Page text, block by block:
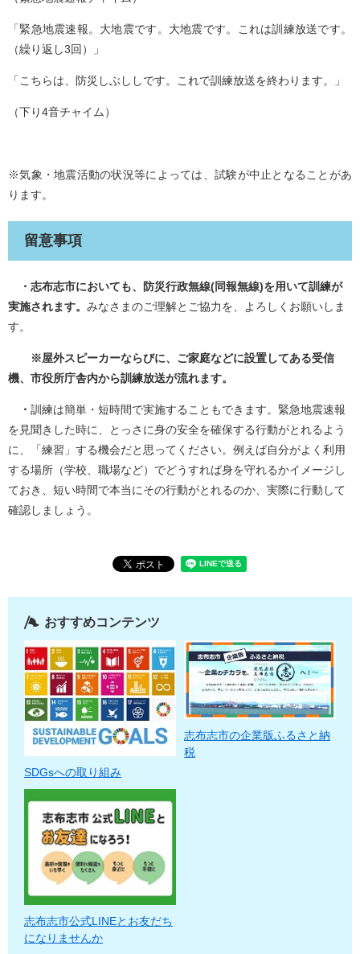
「緊急地震速報。大地震です。大地震です。これは訓練放送です。
（繰り返し3回）」
「こちらは、防災しぶししです。これで訓練放送を終わります。」
（下り4音チャイム）
※気象・地震活動の状況等によっては、試験が中止となることがあ
ります。
留意事項
・志布志市においても、防災行政無線(同報無線)を用いて訓練が
実施されます。 みなさまのご理解とご協力を、よろしくお願いしま
す。
※屋外スピーカーならびに、ご家庭などに設置してある受信
機、市役所庁舎内から訓練放送が流れます。
・ 訓練は簡単・短時間で実施することもできます。緊急地震速報
を見聞きした時に、とっさに身の安全を確保する行動がとれるよう
に、「練習」する機会だと思ってください。例えば自分がよく利用
する場所（学校、職場など）でどうすれば身を守れるかイメージし
ておき、短い時間で本当にその行動がとれるのか、実際に行動して
確認しましょう。
おすすめコンテンツ
SDGsへの取り組み
志布志市の企業版ふるさと納
税
志布志市公式LINEとお友だち
になりませんか